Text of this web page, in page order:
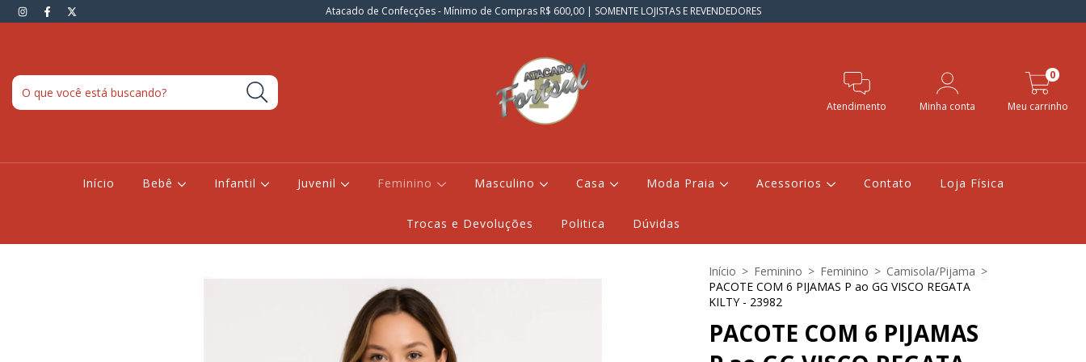
Atacado de Confecções - Mínimo de Compras R$ 600,00 | SOMENTE LOJISTAS E REVENDEDORES
Atendimento Minha conta Meu carrinho
0
Início Bebê Infantil Juvenil Feminino Masculino Casa Moda Praia Acessorios Contato Loja Física
Trocas e Devoluções Politica Dúvidas
Início > Feminino > Feminino > Camisola/Pijama >
PACOTE COM 6 PIJAMAS P ao GG VISCO REGATA
KILTY - 23982
PACOTE COM 6 PIJAMAS